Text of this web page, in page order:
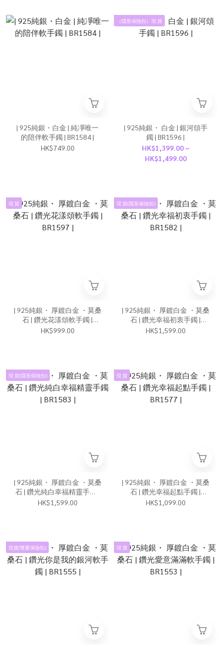
| 925純銀・白金 | 純凈唯一
的陪伴軟手鐲 | BR1584 |
HK$749.00
（隱形保險扣）現 貨
| 925純銀・ 白金 | 銀河頌手
鐲 | BR1596 |
HK$1,399.00 ~
HK$1,499.00
現 貨
| 925純銀・ 厚鍍白金 ・莫桑
石 | 鑽光花漾頌軟手鐲 |
BR1597 |
HK$999.00
現 貨(隱形保險扣)
| 925純銀・ 厚鍍白金 ・莫桑
石 | 鑽光幸福初衷手鐲 |
BR1582 |
HK$1,599.00
現 貨(隱形保險扣)
| 925純銀・ 厚鍍白金 ・莫桑
石 | 鑽光純白幸福精靈手鐲 |
BR1583 |
HK$1,599.00
現 貨
| 925純銀・ 厚鍍白金 ・莫桑
石 | 鑽光幸福起點手鐲 |
BR1577 |
HK$1,099.00
現貨(雙重保險扣) 現 貨